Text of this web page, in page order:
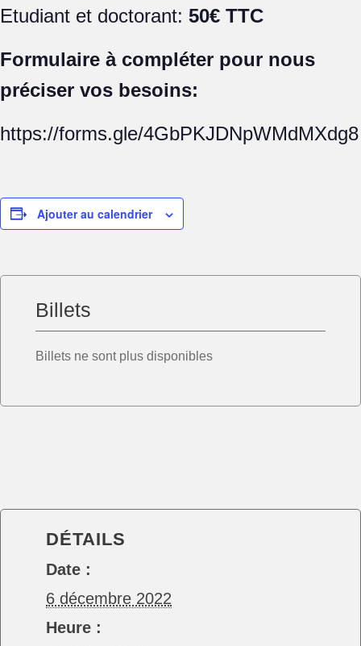
Etudiant et doctorant: 50€ TTC
Formulaire à compléter pour nous
préciser vos besoins:
https://forms.gle/4GbPKJDNpWMdMXdg8
Ajouter au calendrier
DÉTAILS
Date :
6 décembre 2022
Heure :
Billets
Billets ne sont plus disponibles